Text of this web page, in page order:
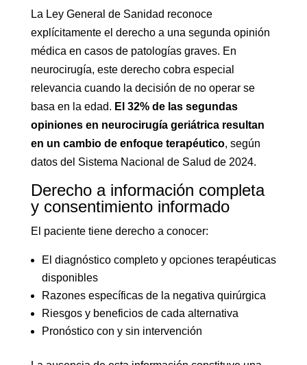
La Ley General de Sanidad reconoce
explícitamente el derecho a una segunda opinión
médica en casos de patologías graves. En
neurocirugía, este derecho cobra especial
relevancia cuando la decisión de no operar se
basa en la edad. El 32% de las segundas
opiniones en neurocirugía geriátrica resultan
en un cambio de enfoque terapéutico, según
datos del Sistema Nacional de Salud de 2024.
Derecho a información completa
y consentimiento informado
El paciente tiene derecho a conocer:
El diagnóstico completo y opciones terapéuticas
disponibles
Razones específicas de la negativa quirúrgica
Riesgos y beneficios de cada alternativa
Pronóstico con y sin intervención